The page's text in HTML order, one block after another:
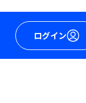
ログイン